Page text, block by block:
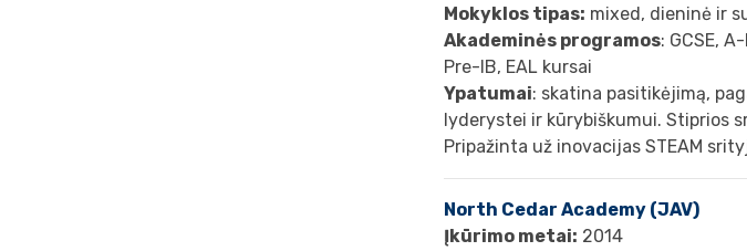
Mokyklos tipas: mixed, dieninė ir
Akademinės programos: GCSE,
Pre-IB, EAL kursai
Ypatumai: skatina pasitikėjimą,
lyderystei ir kūrybiškumui. Stiprios
Pripažinta už inovacijas STEAM
North Cedar Academy (JAV)
Įkūrimo metai: 2014